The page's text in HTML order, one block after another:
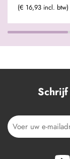
(€ 16,93 incl. btw)